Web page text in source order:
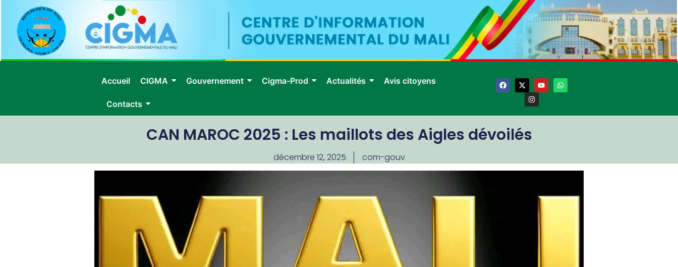
Accueil CIGMA Gouvernement Cigma-Prod Actualités Avis citoyens
Contacts
CAN MAROC 2025 : Les maillots des Aigles dévoilés
décembre 12, 2025 com-gouv